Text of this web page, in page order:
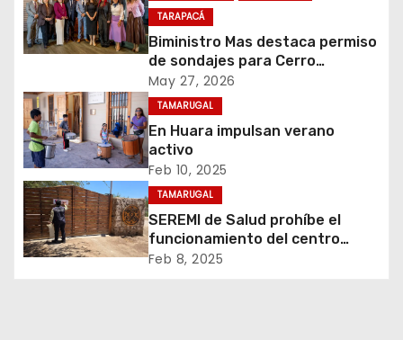
i
ó
n
d
e
e
n
TARAPACÁ
Biministro Mas destaca permiso
de sondajes para Cerro
Colorado
May 27, 2026
TAMARUGAL
En Huara impulsan verano
activo
Feb 10, 2025
TAMARUGAL
SEREMI de Salud prohíbe el
funcionamiento del centro
recreativo Tantakuy
Feb 8, 2025